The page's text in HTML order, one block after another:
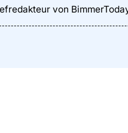
von